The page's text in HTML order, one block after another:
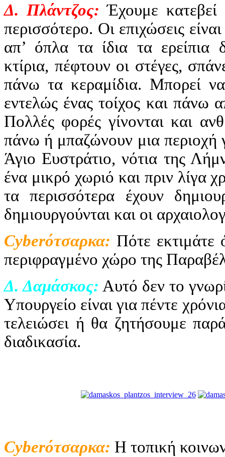
Δ. Πλάντζος: Έχουμε κατεβεί
περισσότερο. Οι επιχώσεις
απ’ όπλα τα ίδια τα ερείπια
κτίρια, πέφτουν οι στέγες,
πάνω τα κεραμίδια. Μπορεί να
εντελώς ένας τοίχος και πάνω
Πολλές φορές γίνονται και
πάνω ή μπαζώνουν μια περιοχή
Άγιο Ευστράτιο, νότια της
ένα μικρό χωριό και πριν λίγα
τα περισσότερα έχουν
δημιουργούνται και οι
Cyberότσαρκα: Πότε εκτιμάτε
περιφραγμένο χώρο της
Δ. Δαμάσκος: Αυτό δεν το
Υπουργείο είναι για πέντε
τελειώσει ή θα ζητήσουμε
διαδικασία.
Cyberότσαρκα: Η τοπική